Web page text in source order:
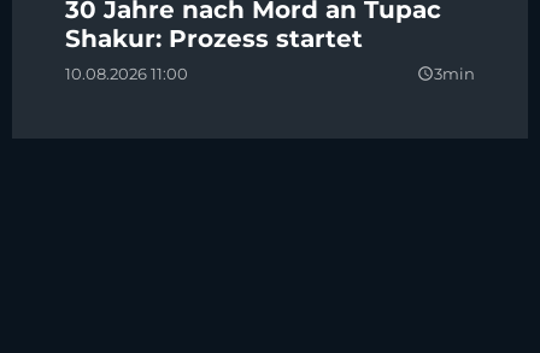
30 Jahre nach Mord an Tupac
Shakur: Prozess startet
10.08.2026 11:00 query_builder3min